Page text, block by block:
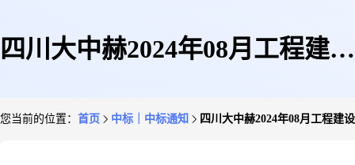
四川大中赫2024年08月工程建设
您当前的位置： 首页 中标｜中标通知 四川大中赫2024年08月工程建